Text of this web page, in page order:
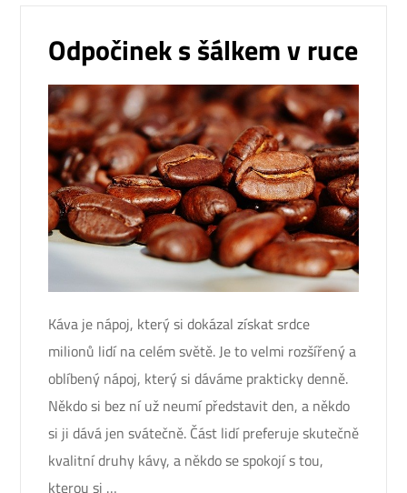
Odpočinek s šálkem v ruce
Káva je nápoj, který si dokázal získat srdce
milionů lidí na celém světě. Je to velmi rozšířený a
oblíbený nápoj, který si dáváme prakticky denně.
Někdo si bez ní už neumí představit den, a někdo
si ji dává jen svátečně. Část lidí preferuje skutečně
kvalitní druhy kávy, a někdo se spokojí s tou,
kterou si …